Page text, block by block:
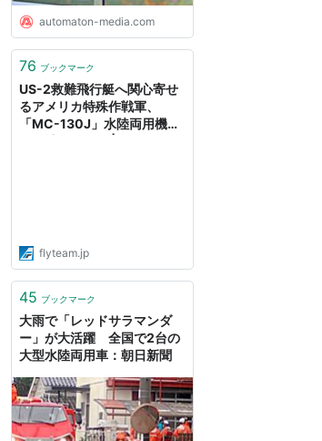
automaton-media.com
76 ブックマーク
US-2救難飛行艇へ関心寄せ
るアメリカ特殊作戦軍、
「MC-130J」水陸両用機の
flyteam.jp
45 ブックマーク
大雨で「レッドサラマンダ
ー」が大活躍 全国で2台の
大型水陸両用車：朝日新聞